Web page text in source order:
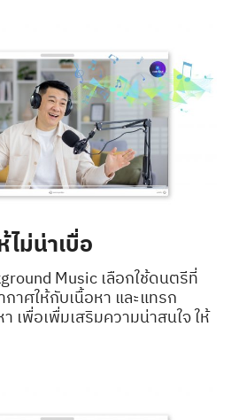
ไม่น่าเบื่อ
Music เลือกใช้ดนตรีที่
าศให้กับเนื้อหา และแทรก
เพื่อเพื่มเสริมความน่าสนใจ ให้